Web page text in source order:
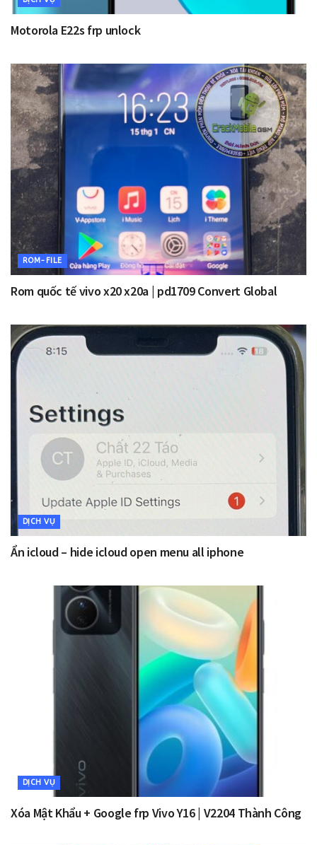
Motorola E22s frp unlock
ROM-FILE
Rom quốc tế vivo x20 x20a | pd1709 Convert Global
DỊCH VỤ
Ẩn icloud – hide icloud open menu all iphone
DỊCH VỤ
Xóa Mật Khẩu + Google frp Vivo Y16 | V2204 Thành Công